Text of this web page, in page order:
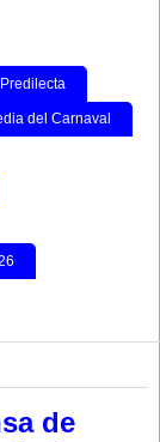
Predilecta
del Carnaval
de